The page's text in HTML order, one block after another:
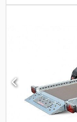
Laderaumbreite:
Reling und Co. -
einwandig - mit
Vorderwand, 33 cm
Dksdpfx
von Planen und
Sicherheitsanzeige
Boden -